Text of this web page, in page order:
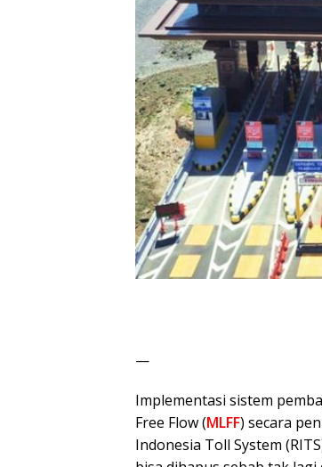
—
Implementasi sistem
Free Flow (MLFF) secara
Indonesia Toll System